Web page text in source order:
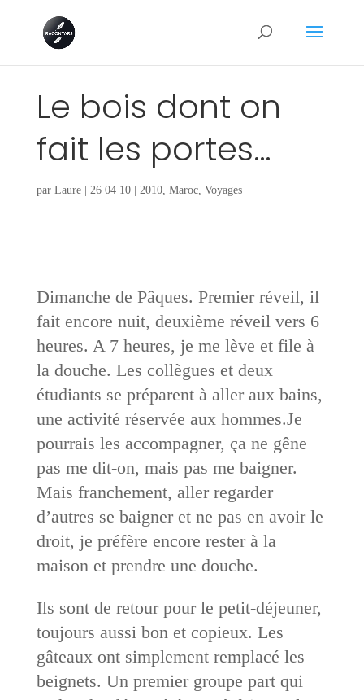
Le bois dont on
fait les portes…
par Laure| 26 04 10| 2010, Maroc, Voyages
Dimanche de Pâques. Premier réveil, il
fait encore nuit, deuxième réveil vers 6
heures. A 7 heures, je me lève et file à
la douche. Les collègues et deux
étudiants se préparent à aller aux bains,
une activité réservée aux hommes.Je
pourrais les accompagner, ça ne gêne
pas me dit-on, mais pas me baigner.
Mais franchement, aller regarder
d’autres se baigner et ne pas en avoir le
droit, je préfère encore rester à la
maison et prendre une douche.
Ils sont de retour pour le petit-déjeuner,
toujours aussi bon et copieux. Les
gâteaux ont simplement remplacé les
beignets. Un premier groupe part qui